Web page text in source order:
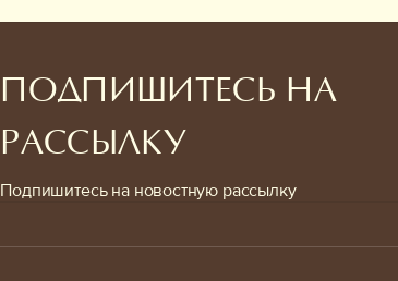
ПОДПИШИТЕСЬ НА
РАССЫЛКУ
Подпишитесь на новостную рассылку